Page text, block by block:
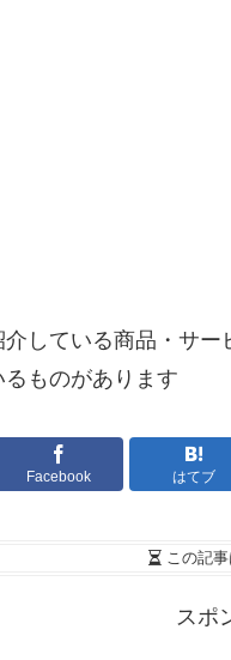
している商品・サー
ものがあります
Facebook はてブ
この記事
スポ